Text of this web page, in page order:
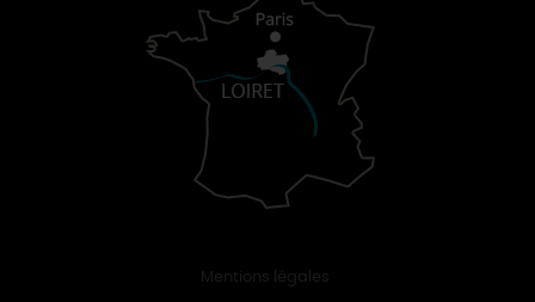
Mentions légales